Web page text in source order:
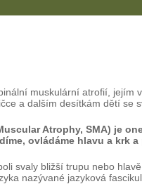
muskulární atrofií,
a dalším desítkám dětí
Atrophy, SMA) je
ovládáme hlavu a krk a
svaly bližší trupu nebo
nazývané jazyková